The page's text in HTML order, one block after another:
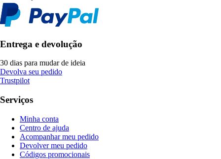
Entrega e devolução
30 dias para mudar de ideia
Devolva seu pedido
Trustpilot
Serviços
Minha conta
Centro de ajuda
Acompanhar meu pedido
Devolver meu pedido
Códigos promocionais